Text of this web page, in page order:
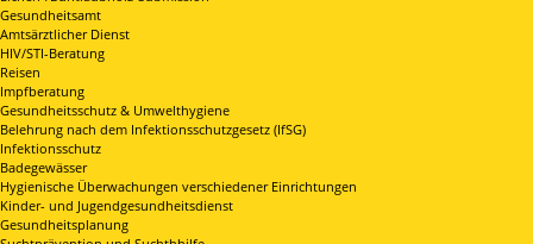
Gesundheitsamt
Amtsärztlicher Dienst
HIV/STI-Beratung
Reisen
Impfberatung
Gesundheitsschutz & Umwelthygiene
Belehrung nach dem Infektionsschutzgesetz (IfSG)
Infektionsschutz
Badegewässer
Hygienische Überwachungen verschiedener Einrichtungen
Kinder- und Jugendgesundheitsdienst
Gesundheitsplanung